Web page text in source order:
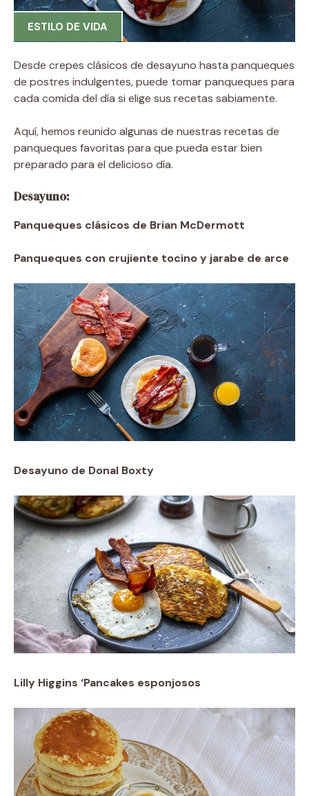
ESTILO DE VIDA
Desde crepes clásicos de desayuno hasta panqueques
de postres indulgentes, puede tomar panqueques para
cada comida del día si elige sus recetas sabiamente.
Aquí, hemos reunido algunas de nuestras recetas de
panqueques favoritas para que pueda estar bien
preparado para el delicioso día.
Desayuno:
Panqueques clásicos de Brian McDermott
Panqueques con crujiente tocino y jarabe de arce
Desayuno de Donal Boxty
Lilly Higgins ‘Pancakes esponjosos